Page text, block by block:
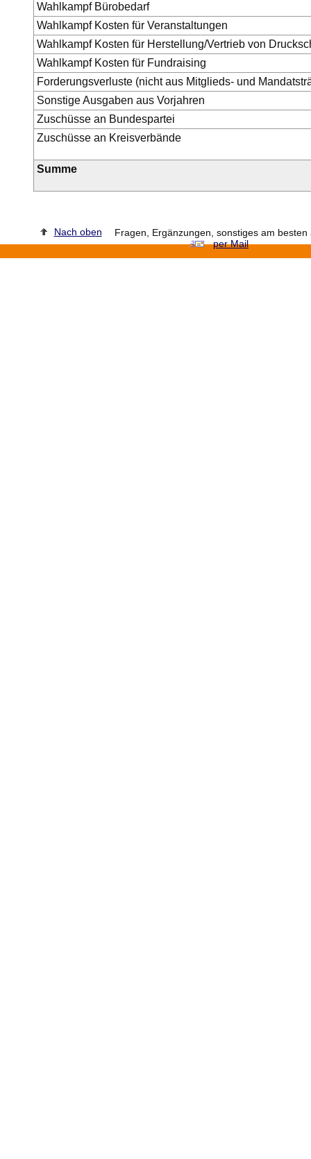
Wahlkampf Bürobedarf
Wahlkampf Kosten für Veranstaltungen
Wahlkampf Kosten für Herstellung/Vertrieb von
Wahlkampf Kosten für Fundraising
Forderungsverluste (nicht aus Mitglieds- und
Sonstige Ausgaben aus Vorjahren
Zuschüsse an Bundespartei
Zuschüsse an Kreisverbände
Summe
Nach oben
Fragen, Ergänzungen, sonstiges am
per Mail